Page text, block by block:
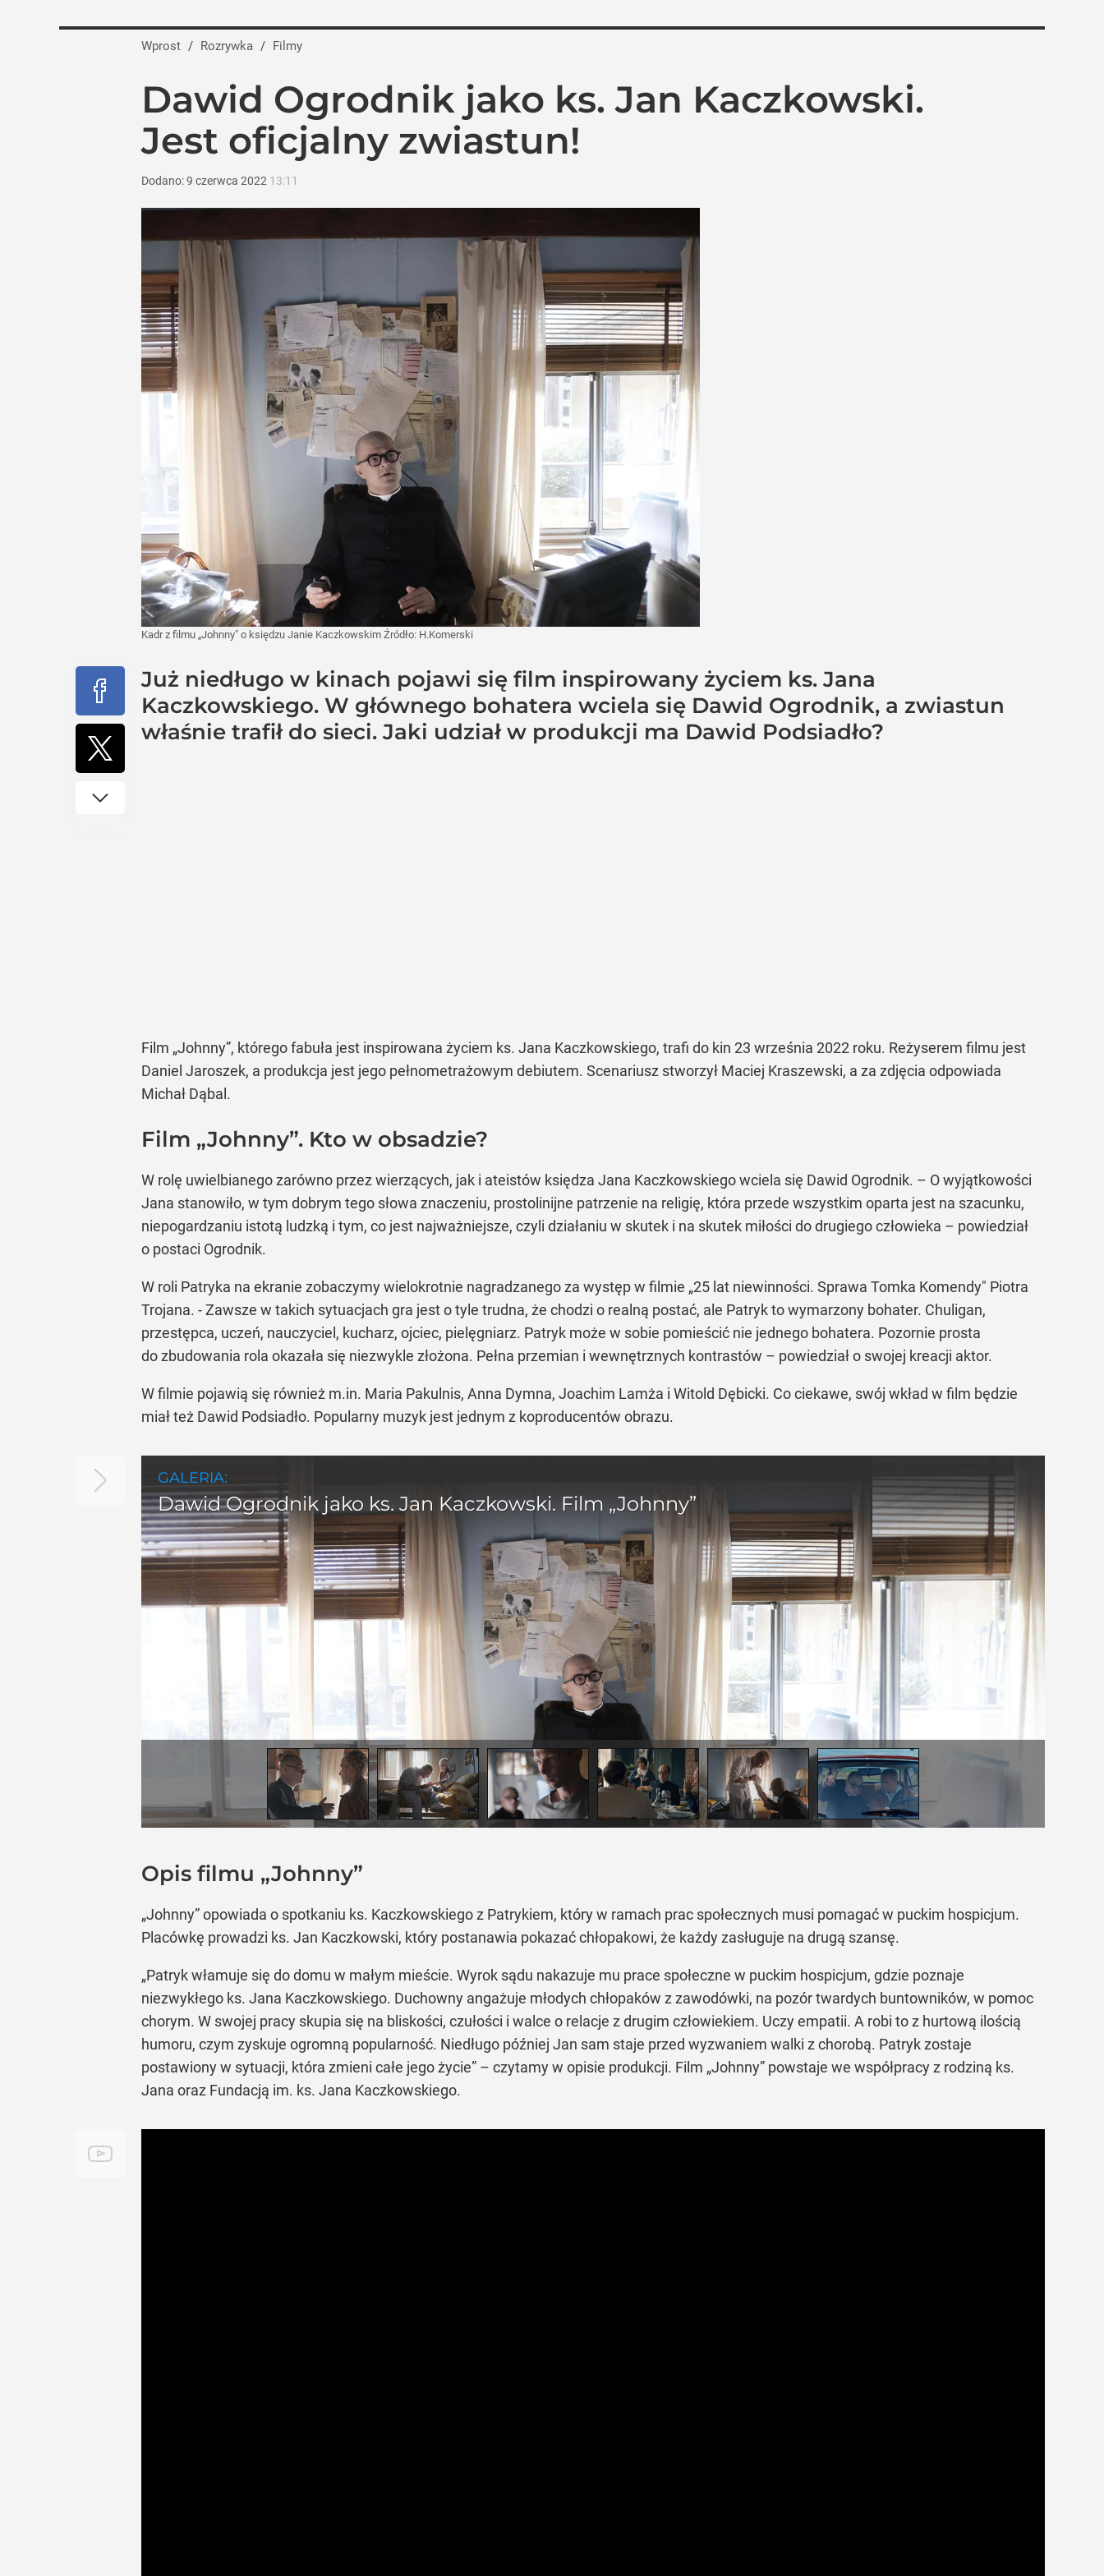
Wprost / Rozrywka / Filmy
Dawid Ogrodnik jako ks. Jan Kaczkowski.
Jest oficjalny zwiastun!
Dodano:9 czerwca 2022 13:11
Kadr z filmu „Johnny" o księdzu Janie Kaczkowskim Źródło: H.Komerski
Już niedługo w kinach pojawi się film inspirowany życiem ks. Jana
Kaczkowskiego. W głównego bohatera wciela się Dawid Ogrodnik, a zwiastun
właśnie trafił do sieci. Jaki udział w produkcji ma Dawid Podsiadło?
Film „Johnny”, którego fabuła jest inspirowana życiem ks. Jana Kaczkowskiego, trafi do kin 23 września 2022 roku. Reżyserem filmu jest
Daniel Jaroszek, a produkcja jest jego pełnometrażowym debiutem. Scenariusz stworzył Maciej Kraszewski, a za zdjęcia odpowiada
Michał Dąbal.
Film „Johnny”. Kto w obsadzie?
W rolę uwielbianego zarówno przez wierzących, jak i ateistów księdza Jana Kaczkowskiego wciela się Dawid Ogrodnik. – O wyjątkowości
Jana stanowiło, w tym dobrym tego słowa znaczeniu, prostolinijne patrzenie na religię, która przede wszystkim oparta jest na szacunku,
niepogardzaniu istotą ludzką i tym, co jest najważniejsze, czyli działaniu w skutek i na skutek miłości do drugiego człowieka – powiedział
o postaci Ogrodnik.
W roli Patryka na ekranie zobaczymy wielokrotnie nagradzanego za występ w filmie „25 lat niewinności. Sprawa Tomka Komendy" Piotra
Trojana. - Zawsze w takich sytuacjach gra jest o tyle trudna, że chodzi o realną postać, ale Patryk to wymarzony bohater. Chuligan,
przestępca, uczeń, nauczyciel, kucharz, ojciec, pielęgniarz. Patryk może w sobie pomieścić nie jednego bohatera. Pozornie prosta
do zbudowania rola okazała się niezwykle złożona. Pełna przemian i wewnętrznych kontrastów – powiedział o swojej kreacji aktor.
W filmie pojawią się również m.in. Maria Pakulnis, Anna Dymna, Joachim Lamża i Witold Dębicki. Co ciekawe, swój wkład w film będzie
miał też Dawid Podsiadło. Popularny muzyk jest jednym z koproducentów obrazu.
Opis filmu „Johnny”
„Johnny” opowiada o spotkaniu ks. Kaczkowskiego z Patrykiem, który w ramach prac społecznych musi pomagać w puckim hospicjum.
Placówkę prowadzi ks. Jan Kaczkowski, który postanawia pokazać chłopakowi, że każdy zasługuje na drugą szansę.
„Patryk włamuje się do domu w małym mieście. Wyrok sądu nakazuje mu prace społeczne w puckim hospicjum, gdzie poznaje
niezwykłego ks. Jana Kaczkowskiego. Duchowny angażuje młodych chłopaków z zawodówki, na pozór twardych buntowników, w pomoc
chorym. W swojej pracy skupia się na bliskości, czułości i walce o relacje z drugim człowiekiem. Uczy empatii. A robi to z hurtową ilością
humoru, czym zyskuje ogromną popularność. Niedługo później Jan sam staje przed wyzwaniem walki z chorobą. Patryk zostaje
postawiony w sytuacji, która zmieni całe jego życie” – czytamy w opisie produkcji. Film „Johnny” powstaje we współpracy z rodziną ks.
Jana oraz Fundacją im. ks. Jana Kaczkowskiego.